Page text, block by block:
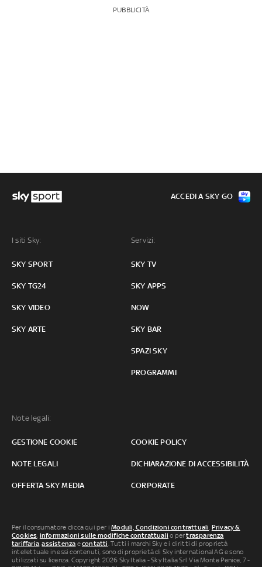
PUBBLICITÀ
I siti Sky:
SKY SPORT
SKY TG24
SKY VIDEO
SKY ARTE
Servizi:
SKY TV
SKY APPS
NOW
SKY BAR
SPAZI SKY
PROGRAMMI
Note legali:
GESTIONE COOKIE COOKIE POLICY
NOTE LEGALI DICHIARAZIONE DI ACCESSIBILITÀ
OFFERTA SKY MEDIA CORPORATE
ACCEDI A SKY GO
Per il consumatore clicca qui per iModuli, Condizioni contrattuali Privacy &
Cookies informazioni sulle modifiche contrattuali o pertrasparenza
tariffaria ,assistenza econtatti . Tutti i marchi Sky e i diritti di proprietà
intellettuale in essi contenuti, sono di proprietà di Sky international AG e sono
utilizzati su licenza. Copyright 2026 Sky Italia - Sky Italia Srl Via Monte Penice, 7 -